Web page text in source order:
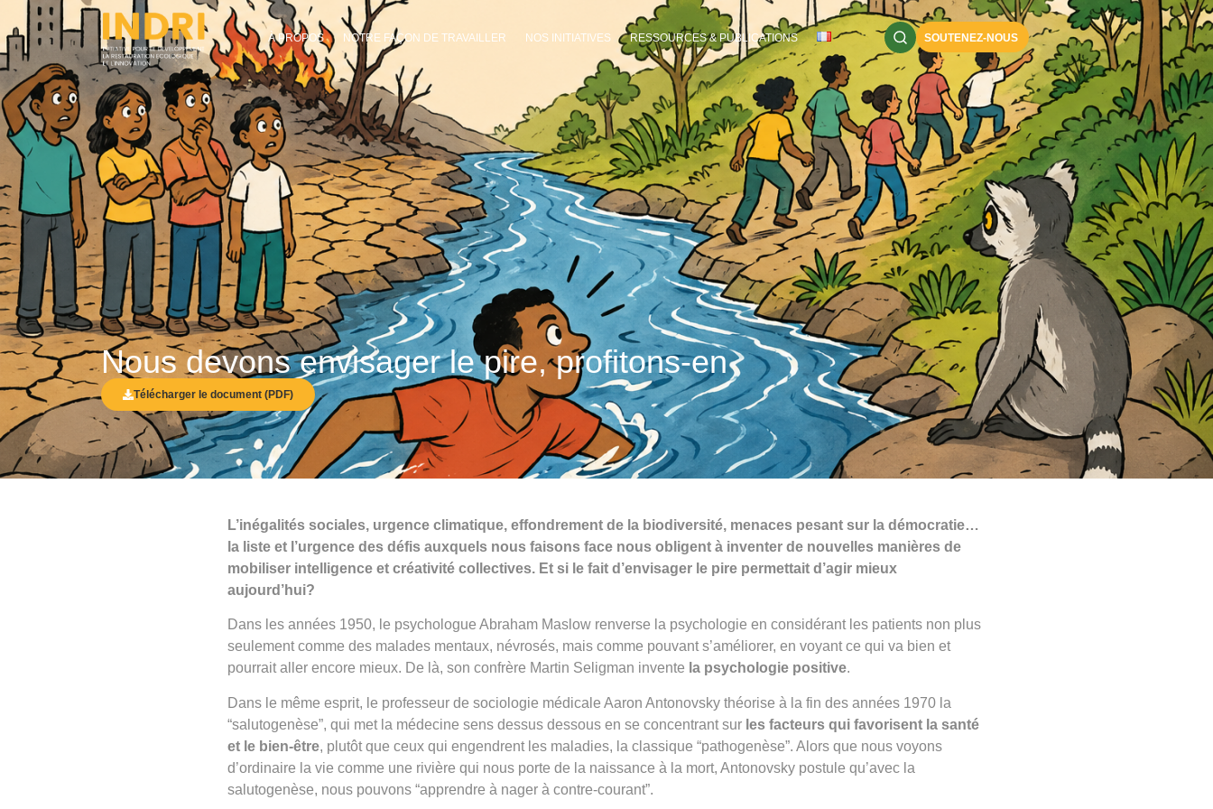
À PROPOS NOTRE FAÇON DE TRAVAILLER NOS INITIATIVES RESSOURCES & PUBLICATIONS SOUTENEZ-NOUS
Nous devons envisager le pire, profitons-en
Télécharger le document (PDF)
L’inégalités sociales, urgence climatique, effondrement de la biodiversité, menaces pesant sur la démocratie…
la liste et l’urgence des défis auxquels nous faisons face nous obligent à inventer de nouvelles manières de
mobiliser intelligence et créativité collectives. Et si le fait d’envisager le pire permettait d’agir mieux
aujourd’hui?
Dans les années 1950, le psychologue Abraham Maslow renverse la psychologie en considérant les patients non plus
seulement comme des malades mentaux, névrosés, mais comme pouvant s’améliorer, en voyant ce qui va bien et
pourrait aller encore mieux. De là, son confrère Martin Seligman invente la psychologie positive.
Dans le même esprit, le professeur de sociologie médicale Aaron Antonovsky théorise à la fin des années 1970 la
“salutogenèse”, qui met la médecine sens dessus dessous en se concentrant sur les facteurs qui favorisent la santé
et le bien-être, plutôt que ceux qui engendrent les maladies, la classique “pathogenèse”. Alors que nous voyons
d’ordinaire la vie comme une rivière qui nous porte de la naissance à la mort, Antonovsky postule qu’avec la
salutogenèse, nous pouvons “apprendre à nager à contre-courant”.